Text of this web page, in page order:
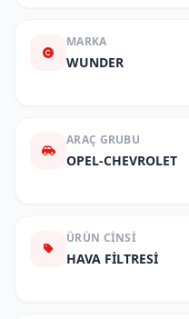
MARKA
WUNDER
ARAÇ GRUBU
OPEL-CHEVROLET
ÜRÜN CINSI
HAVA FİLTRESİ